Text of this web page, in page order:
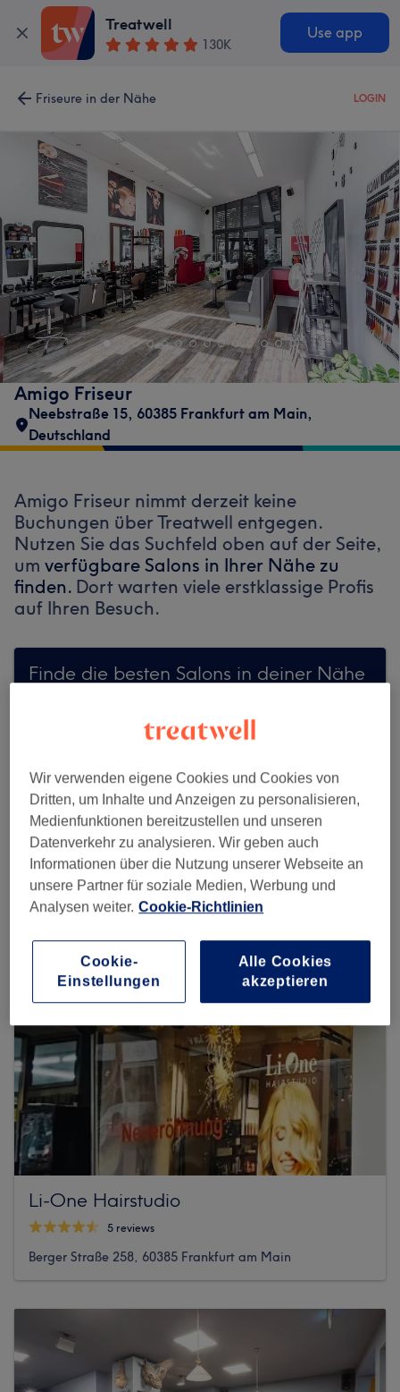
Treatwell
130K
Use app
Friseure in der Nähe LOGIN
Amigo Friseur
Neebstraße 15, 60385 Frankfurt am Main,
Deutschland
Amigo Friseur nimmt derzeit keine
Buchungen über Treatwell entgegen.
Nutzen Sie das Suchfeld oben auf der Seite,
um verfügbare Salons in Ihrer Nähe zu
finden. Dort warten viele erstklassige Profis
auf Ihren Besuch.
Finde die besten Salons in deiner Nähe
Auf Treatwell finden
Mehr Salons anzeigen
Li-One Hairstudio
5 reviews
Berger Straße 258, 60385 Frankfurt am Main
Wir verwenden eigene Cookies und Cookies von
Dritten, um Inhalte und Anzeigen zu personalisieren,
Medienfunktionen bereitzustellen und unseren
Datenverkehr zu analysieren. Wir geben auch
Informationen über die Nutzung unserer Webseite an
unsere Partner für soziale Medien, Werbung und
Analysen weiter. Cookie-Richtlinien
Cookie-
Einstellungen
Alle Cookies
akzeptieren